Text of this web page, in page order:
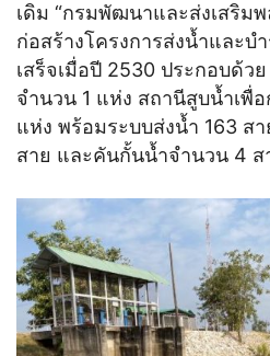
เดิม “กรมพัฒนาและส่งเสริมพ
ก่อสร้างโครงการส่งน้ำและบ
เสร็จเมื่อปี 2530 ประกอบด้ว
จำนวน 1 แห่ง สถานีสูบน้ำเพื่
แห่ง พร้อมระบบส่งน้ำ 163 ส
สาย และคันกั้นน้ำจำนวน 4 ส